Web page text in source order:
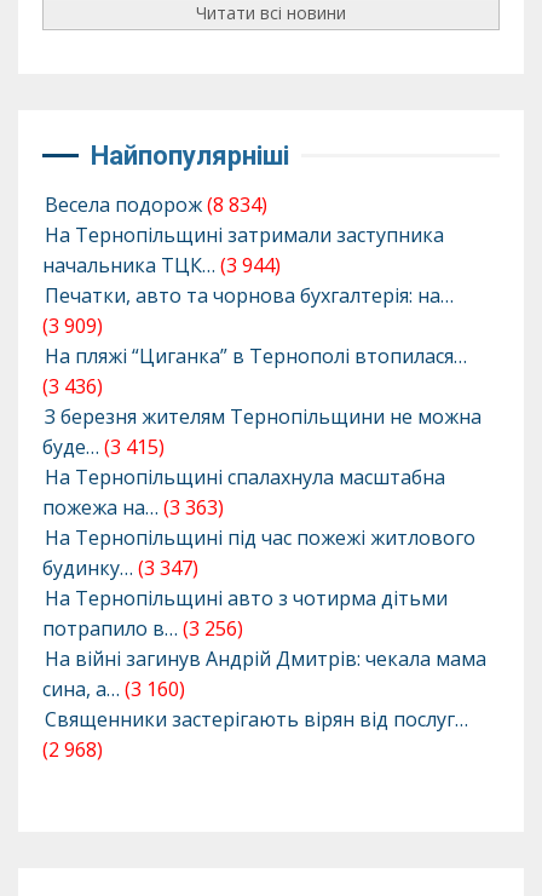
Читати всі новини
Найпопулярніші
Весела подорож(8 834)
На Тернопільщині затримали заступника
начальника ТЦК… (3 944)
Печатки, авто та чорнова бухгалтерія: на…
(3 909)
На пляжі “Циганка” в Тернополі втопилася…
(3 436)
З березня жителям Тернопільщини не можна
буде… (3 415)
На Тернопільщині спалахнула масштабна
пожежа на… (3 363)
На Тернопільщині під час пожежі житлового
будинку… (3 347)
На Тернопільщині авто з чотирма дітьми
потрапило в… (3 256)
На війні загинув Андрій Дмитрів: чекала мама
сина, а… (3 160)
Священники застерігають вірян від послуг…
(2 968)